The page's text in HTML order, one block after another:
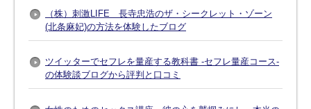
（株）刺激LIFE 長寺忠浩のザ・シークレット・ゾーン
(北条麻妃)の方法を体験したブログ
ツイッターでセフレを量産する教科書 -セフレ量産コース-
の体験談ブログから評判と口コミ